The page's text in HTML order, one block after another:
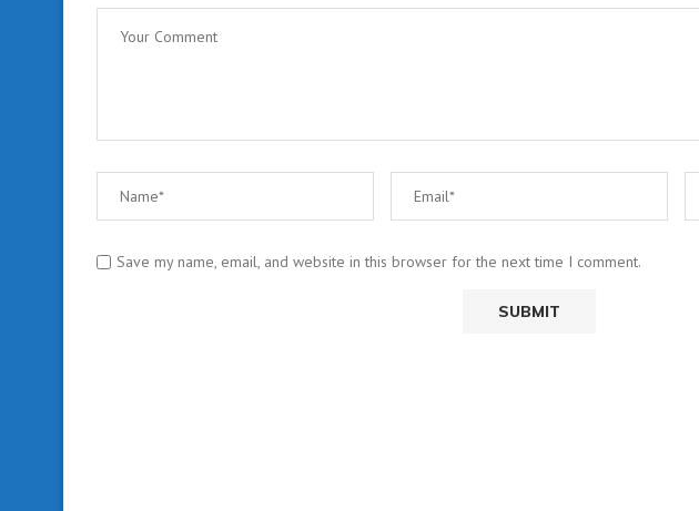
Save my name, email, and website in this browser for the next time I comment.